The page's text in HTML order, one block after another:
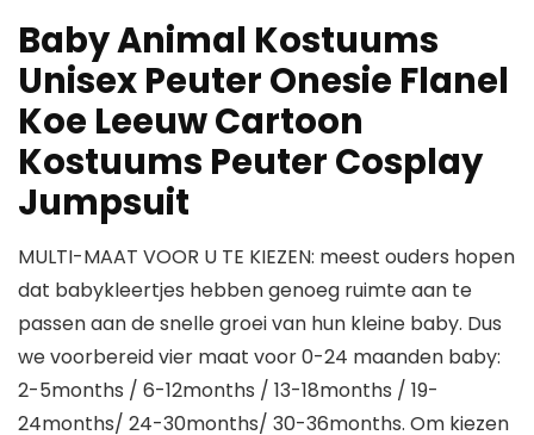
Baby Animal Kostuums
Unisex Peuter Onesie Flanel
Koe Leeuw Cartoon
Kostuums Peuter Cosplay
Jumpsuit
MULTI-MAAT VOOR U TE KIEZEN: meest ouders hopen
dat babykleertjes hebben genoeg ruimte aan te
passen aan de snelle groei van hun kleine baby. Dus
we voorbereid vier maat voor 0-24 maanden baby:
2-5months / 6-12months / 13-18months / 19-
24months/ 24-30months/ 30-36months. Om kiezen